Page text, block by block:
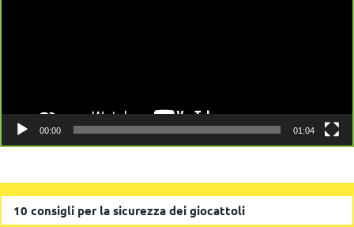
00:00 01:04
10 consigli per la sicurezza dei giocattoli